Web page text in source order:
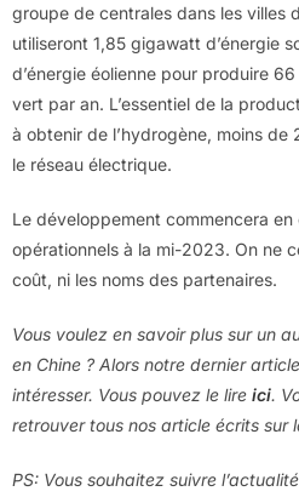
groupe de centrales dans les villes
utiliseront 1,85 gigawatt d’énergie
d’énergie éolienne pour produire
vert par an. L’essentiel de la
à obtenir de l’hydrogène, moins
le réseau électrique.
Le développement commencera
opérationnels à la mi-2023. On ne
coût, ni les noms des partenaires.
Vous voulez en savoir plus sur un
en Chine ? Alors notre dernier
intéresser. Vous pouvez le lire ici.
retrouver tous nos article écrits sur
PS: Vous souhaitez suivre